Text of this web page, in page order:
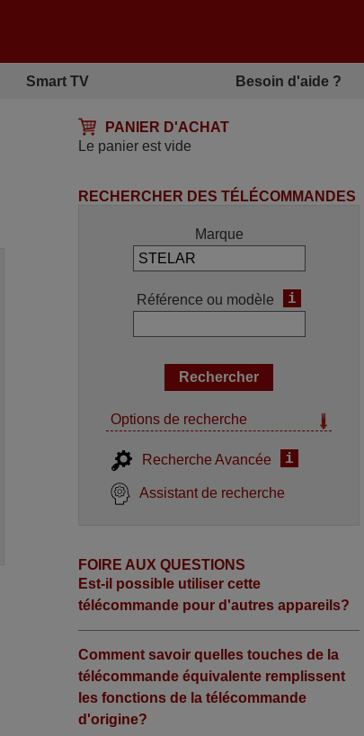
Smart TV Besoin d'aide ?
PANIER D'ACHAT
Le panier est vide
RECHERCHER DES TÉLÉCOMMANDES
Marque
Référence ou modèle i
Options de recherche
Recherche Avancée i
Assistant de recherche
FOIRE AUX QUESTIONS
Est-il possible utiliser cette
télécommande pour d'autres appareils?
Comment savoir quelles touches de la
télécommande équivalente remplissent
les fonctions de la télécommande
d'origine?